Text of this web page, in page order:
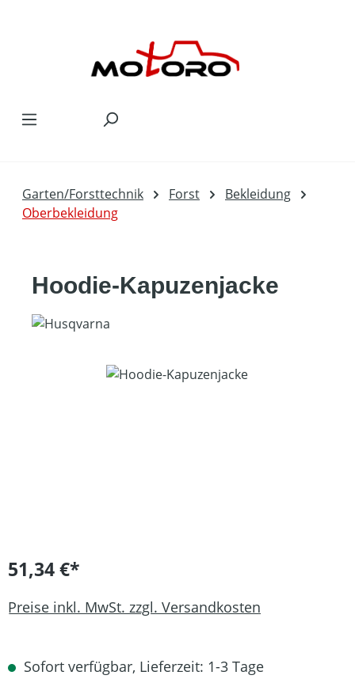
Garten/Forsttechnik Forst
Bekleidung
Oberbekleidung
Hoodie-Kapuzenjacke
Bildergalerie überspringen
51,34 €*
Preise inkl. MwSt. zzgl. Versandkosten
Sofort verfügbar, Lieferzeit: 1-3 Tage